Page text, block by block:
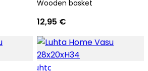
Wooden basket
12,95 €